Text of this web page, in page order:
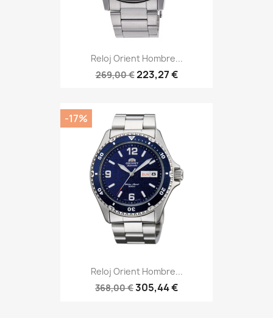
Reloj Orient Hombre...
269,00 €223,27 €
Reloj Orient Hombre...
368,00 €305,44 €
-17%